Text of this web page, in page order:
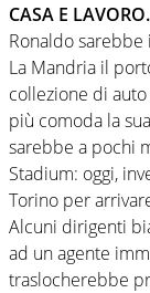
CASA E LAVORO.
Ronaldo sarebbe
La Mandria il
collezione di
più comoda la
sarebbe a pochi
Stadium: oggi,
Torino per
Alcuni dirigenti
ad un agente
traslocherebbe